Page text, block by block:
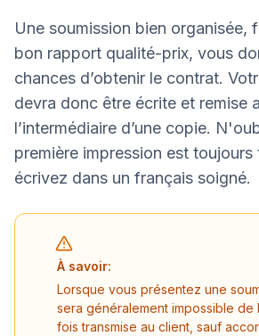
Une soumission bien organisée,
bon rapport qualité-prix, vous
chances d’obtenir le contrat.
devra donc être écrite et remise
l’intermédiaire d’une copie.
première impression est
écrivez dans un français soigné.
À savoir:
Lorsque vous présentez une
sera généralement impossible de
fois transmise au client, sauf